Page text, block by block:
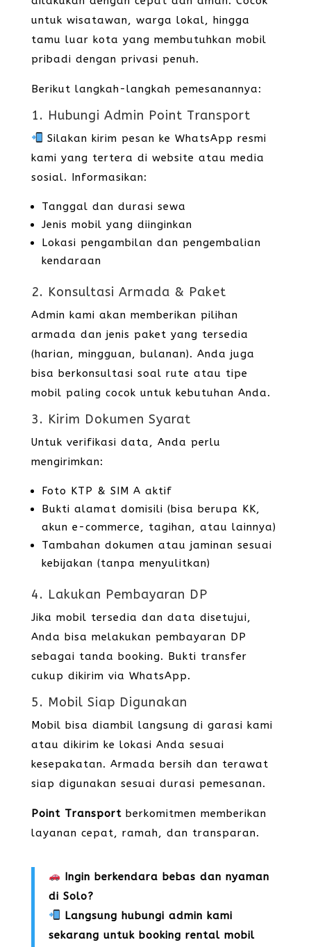
untuk wisatawan, warga lokal, hingga
tamu luar kota yang membutuhkan mobil
pribadi dengan privasi penuh.
Berikut langkah-langkah pemesanannya:
1. Hubungi Admin Point Transport
Silakan kirim pesan ke WhatsApp resmi
kami yang tertera di website atau media
sosial. Informasikan:
Tanggal dan durasi sewa
Jenis mobil yang diinginkan
Lokasi pengambilan dan pengembalian
kendaraan
2. Konsultasi Armada & Paket
Admin kami akan memberikan pilihan
armada dan jenis paket yang tersedia
(harian, mingguan, bulanan). Anda juga
bisa berkonsultasi soal rute atau tipe
mobil paling cocok untuk kebutuhan Anda.
3. Kirim Dokumen Syarat
Untuk verifikasi data, Anda perlu
mengirimkan:
Foto KTP & SIM A aktif
Bukti alamat domisili (bisa berupa KK,
akun e-commerce, tagihan, atau lainnya)
Tambahan dokumen atau jaminan sesuai
kebijakan (tanpa menyulitkan)
4. Lakukan Pembayaran DP
Jika mobil tersedia dan data disetujui,
Anda bisa melakukan pembayaran DP
sebagai tanda booking. Bukti transfer
cukup dikirim via WhatsApp.
5. Mobil Siap Digunakan
Mobil bisa diambil langsung di garasi kami
atau dikirim ke lokasi Anda sesuai
kesepakatan. Armada bersih dan terawat
siap digunakan sesuai durasi pemesanan.
Point Transportberkomitmen memberikan
layanan cepat, ramah, dan transparan.
Ingin berkendara bebas dan nyaman
di Solo?
Langsung hubungi admin kami
sekarang untuk booking rental mobil